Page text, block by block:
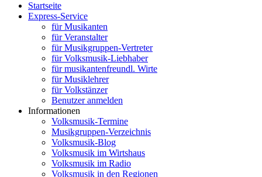
Startseite
Express-Service
für Musikanten
für Veranstalter
für Musikgruppen-Vertreter
für Volksmusik-Liebhaber
für musikantenfreundl. Wirte
für Musiklehrer
für Volkstänzer
Benutzer anmelden
Informationen
Volksmusik-Termine
Musikgruppen-Verzeichnis
Volksmusik-Blog
Volksmusik im Wirtshaus
Volksmusik im Radio
Volksmusik in den Regionen